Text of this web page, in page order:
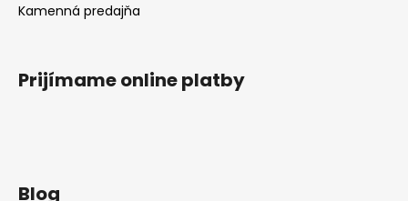
Kamenná predajňa
Prijímame online platby
Blog